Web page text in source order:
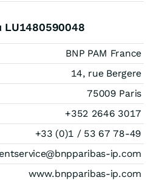
LU1480590048
BNP PAM France
14, rue Bergere
75009 Paris
+352 2646 3017
+33 (0)1 / 53 67 78-49
ip.com
www.bnpparibas-ip.com